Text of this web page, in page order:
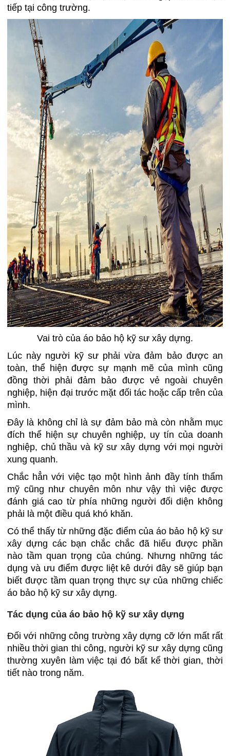
tiếp tại công trường.
Vai trò của áo bảo hộ kỹ sư xây dựng.
Lúc này người kỹ sư phải vừa đảm bảo được an
toàn, thể hiện được sự mạnh mẽ của mình cũng
đồng thời phải đảm bảo được vẻ ngoài chuyên
nghiệp, hiện đại trước mặt đối tác hoặc cấp trên của
mình.
Đây là không chỉ là sự đảm bảo mà còn nhằm mục
đích thể hiện sự chuyên nghiệp, uy tín của doanh
nghiệp, chủ thầu và kỹ sư xây dựng với mọi người
xung quanh.
Chắc hẳn với việc tạo một hình ảnh đầy tính thẩm
mỹ cũng như chuyên môn như vậy thì việc được
đánh giá cao từ phía những người đối diện không
phải là một điều quá khó khăn.
Có thể thấy từ những đặc điểm của áo bảo hộ kỹ sư
xây dựng các bạn chắc chắc đã hiểu được phần
nào tầm quan trọng của chúng. Nhưng những tác
dụng và ưu điểm được liệt kê dưới đây sẽ giúp bạn
biết được tầm quan trọng thực sự của những chiếc
áo bảo hộ kỹ sư xây dựng.
Tác dụng của áo bảo hộ kỹ sư xây dựng
Đối với những công trường xây dựng cỡ lớn mất rất
nhiều thời gian thi công, người kỹ sư xây dựng cũng
thường xuyên làm việc tại đó bất kể thời gian, thời
tiết nào trong năm.